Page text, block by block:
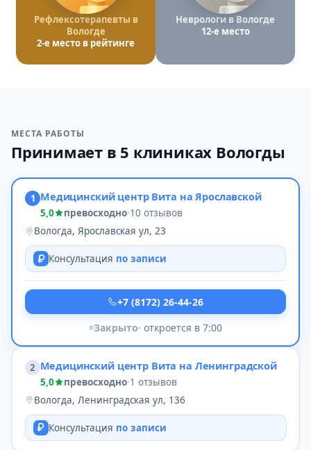
Рефлексотерапевты в
Вологде
2-е место в рейтинге
Неврологи в Вологде
12-е место
МЕСТА РАБОТЫ
Принимает в 5 клиниках Вологды
1 Медицинский центр Вита на Ярославской
5,0 превосходно·10 отзывов
Вологда, Ярославская ул, 23
Консультация по записи
+7 (8172) 26-44-26
Закрыто· откроется в 7:00
2 Медицинский центр Вита на Ленинградской
5,0 превосходно·1 отзывов
Вологда, Ленинградская ул, 136
Консультация по записи